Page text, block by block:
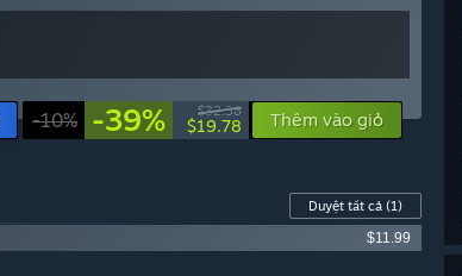
-10% -39% $32.38
$19.78 Thêm vào giỏ
Duyệt tất cả (1)
$11.99